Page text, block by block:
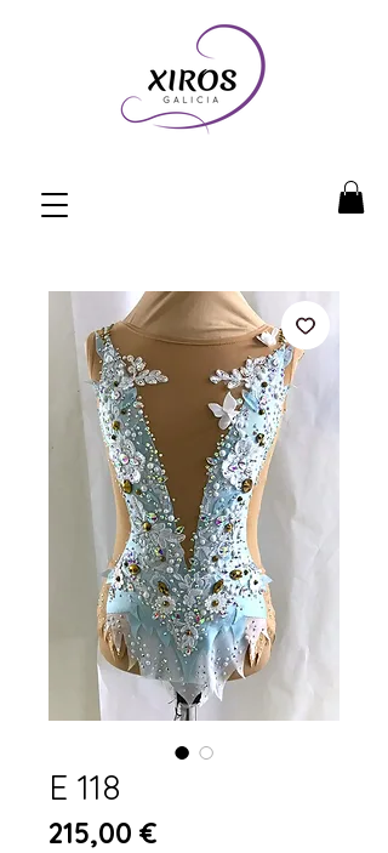
E 118
215,00 €